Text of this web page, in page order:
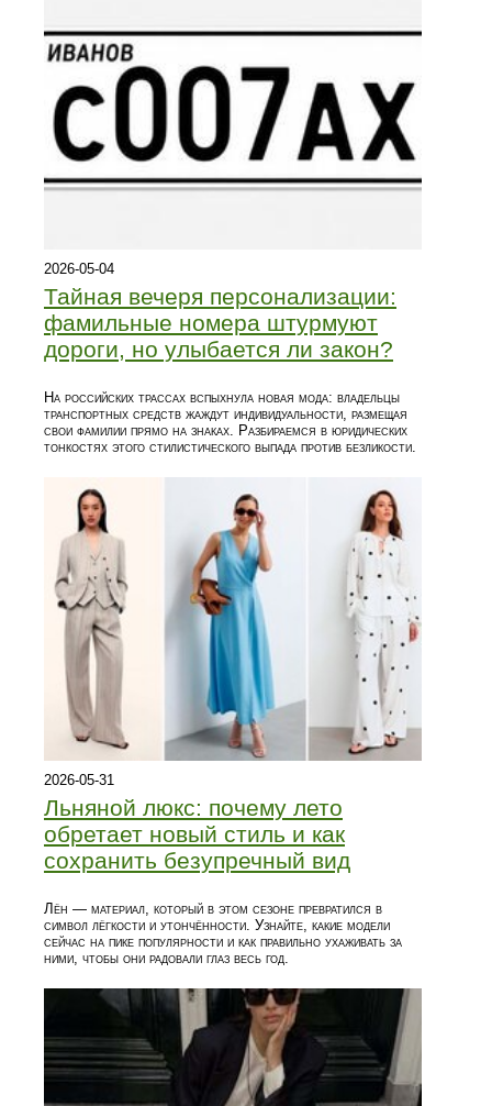
2026-05-04
Тайная вечеря персонализации:
фамильные номера штурмуют
дороги, но улыбается ли закон?
На российских трассах вспыхнула новая мода: владельцы
транспортных средств жаждут индивидуальности, размещая
свои фамилии прямо на знаках. Разбираемся в юридических
тонкостях этого стилистического выпада против безликости.
2026-05-31
Льняной люкс: почему лето
обретает новый стиль и как
сохранить безупречный вид
Лён — материал, который в этом сезоне превратился в
символ лёгкости и утончённости. Узнайте, какие модели
сейчас на пике популярности и как правильно ухаживать за
ними, чтобы они радовали глаз весь год.